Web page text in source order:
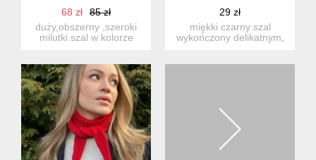
68 zł
85 zł
duży,obszerny ,szeroki
milutki szal w kolorze
29 zł
miękki czarny szal
wykończony delikatnym,